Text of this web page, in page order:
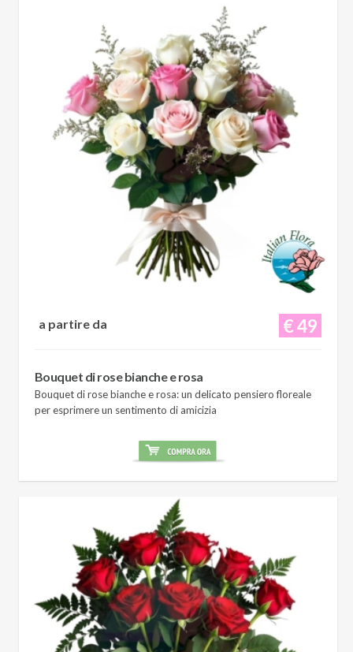
€ 49
a partire da
Bouquet di rose bianche e rosa
Bouquet di rose bianche e rosa: un delicato pensiero floreale
per esprimere un sentimento di amicizia